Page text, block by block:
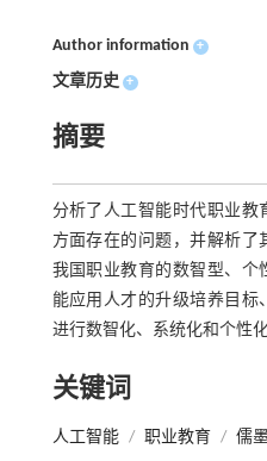
Author information +
文章历史 +
摘要
分析了人工智能时代职业教
方面存在的问题，并解析了
我国职业教育的数智型、个
能应用人才的升级培养目标
进行数智化、系统化和个性
关键词
人工智能 / 职业教育 / 儒